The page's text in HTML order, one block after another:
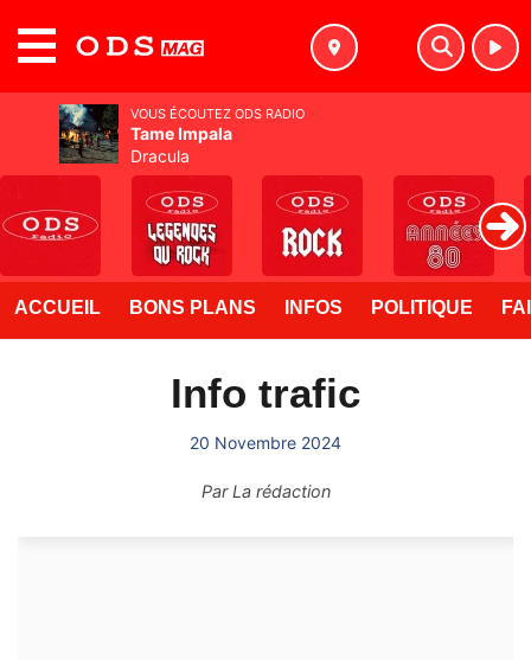
ACCUEIL BONS PLANS INFOS POLITIQUE
Info trafic
20 Novembre 2024
ParLa rédaction
VOUS ÉCOUTEZ ODS RADIO
Tame Impala
Dracula